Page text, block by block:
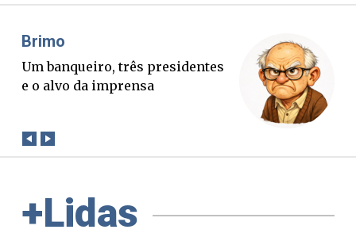
O Boato corre mais rápido que a
verdade. Mas quem paga a
+Lidas